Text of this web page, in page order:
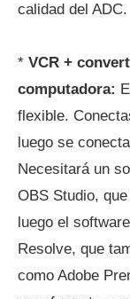
calidad del ADC.
* VCR +
computadora:
flexible.
luego se
Necesitará un
OBS Studio,
luego el
Resolve, que
como Adobe